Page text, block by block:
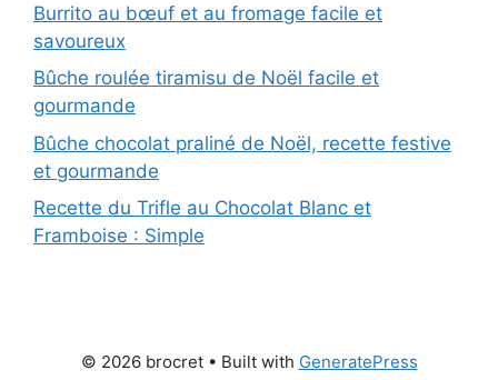
Burrito au bœuf et au fromage facile et
savoureux
Bûche roulée tiramisu de Noël facile et
gourmande
Bûche chocolat praliné de Noël, recette festive
et gourmande
Recette du Trifle au Chocolat Blanc et
Framboise : Simple
© 2026 brocret• Built with GeneratePress